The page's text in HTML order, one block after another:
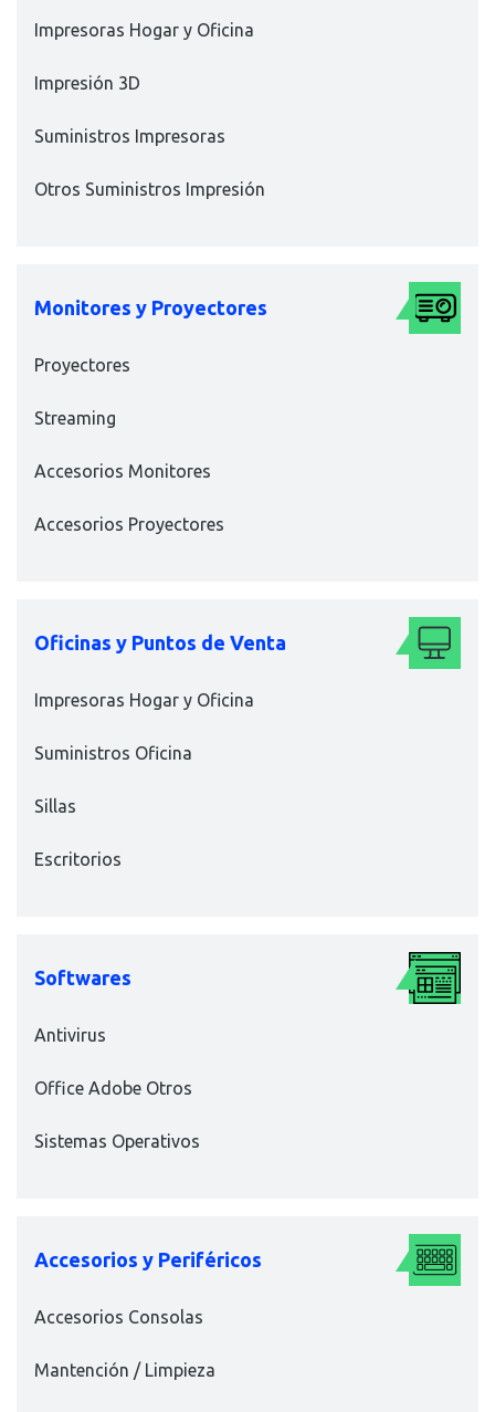
Impresoras Hogar y Oficina
Impresión 3D
Suministros Impresoras
Otros Suministros Impresión
Monitores y Proyectores
Proyectores
Streaming
Accesorios Monitores
Accesorios Proyectores
Oficinas y Puntos de Venta
Impresoras Hogar y Oficina
Suministros Oficina
Sillas
Escritorios
Softwares
Antivirus
Office Adobe Otros
Sistemas Operativos
Accesorios y Periféricos
Accesorios Consolas
Mantención / Limpieza